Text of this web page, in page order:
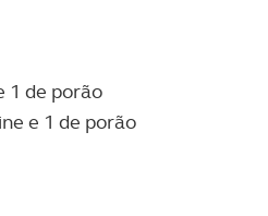
1 de porão
e 1 de porão